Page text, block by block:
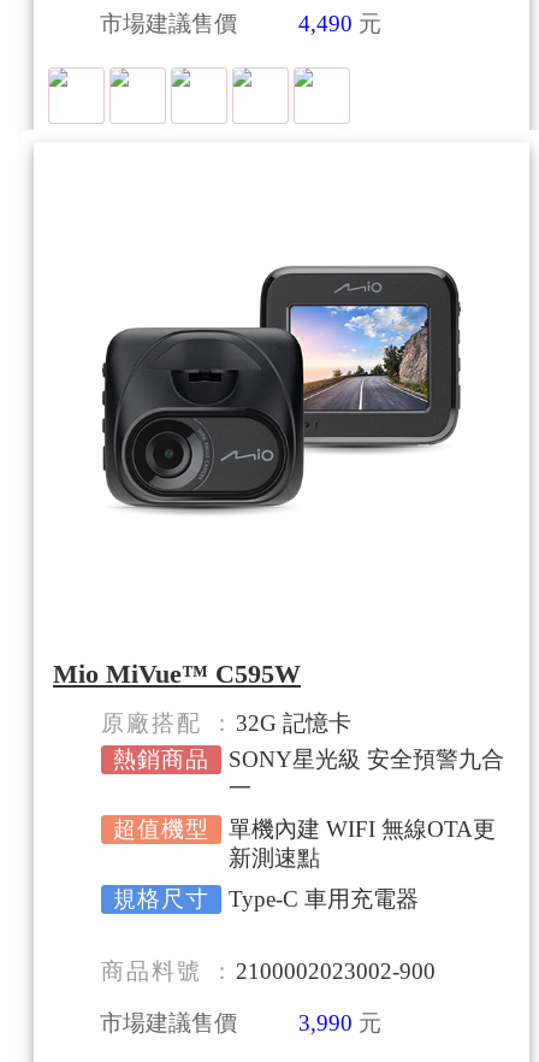
市場建議售價 4,490 元
Mio MiVue™ C595W
原廠搭配
32G 記憶卡
熱銷商品
SONY星光級 安全預警九合
一
超值機型
單機內建 WIFI 無線OTA更
新測速點
規格尺寸
Type-C 車用充電器
商品料號 2100002023002-900
市場建議售價 3,990 元